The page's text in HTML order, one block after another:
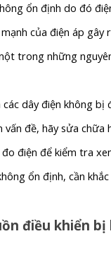
ổn định do đó
của điện áp gây
trong những
dây điện không bị
vấn đề, hãy sửa chữa
điện để kiểm tra
ổn định, cần
điều khiển bị